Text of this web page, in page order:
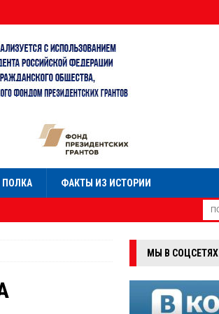
ПОЛКА ФАКТЫ ИЗ ИСТОРИИ
МЫ В СОЦСЕТЯХ